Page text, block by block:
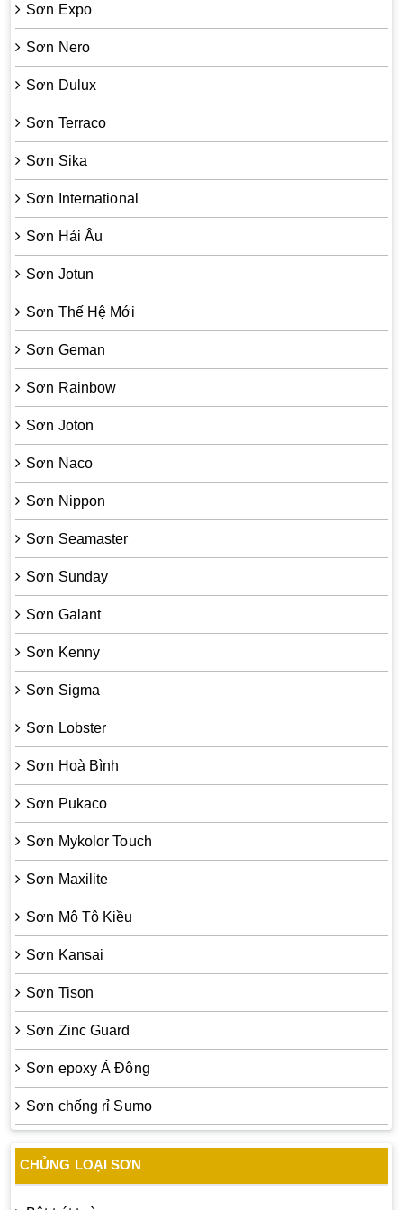
Sơn Expo
Sơn Nero
Sơn Dulux
Sơn Terraco
Sơn Sika
Sơn International
Sơn Hải Âu
Sơn Jotun
Sơn Thế Hệ Mới
Sơn Geman
Sơn Rainbow
Sơn Joton
Sơn Naco
Sơn Nippon
Sơn Seamaster
Sơn Sunday
Sơn Galant
Sơn Kenny
Sơn Sigma
Sơn Lobster
Sơn Hoà Bình
Sơn Pukaco
Sơn Mykolor Touch
Sơn Maxilite
Sơn Mô Tô Kiều
Sơn Kansai
Sơn Tison
Sơn Zinc Guard
Sơn epoxy Á Đông
Sơn chống rỉ Sumo
CHỦNG LOẠI SƠN